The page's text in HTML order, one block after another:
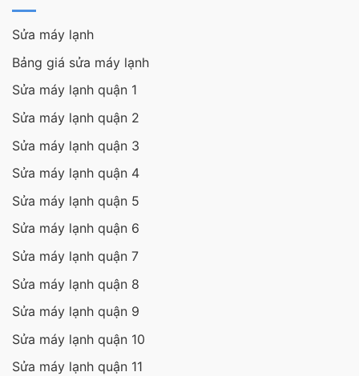
Sửa máy lạnh
Bảng giá sửa máy lạnh
Sửa máy lạnh quận 1
Sửa máy lạnh quận 2
Sửa máy lạnh quận 3
Sửa máy lạnh quận 4
Sửa máy lạnh quận 5
Sửa máy lạnh quận 6
Sửa máy lạnh quận 7
Sửa máy lạnh quận 8
Sửa máy lạnh quận 9
Sửa máy lạnh quận 10
Sửa máy lạnh quận 11